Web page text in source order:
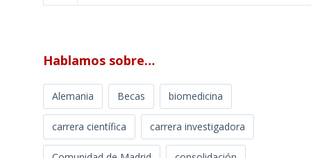
Hablamos sobre…
Alemania Becas biomedicina
carrera científica carrera investigadora